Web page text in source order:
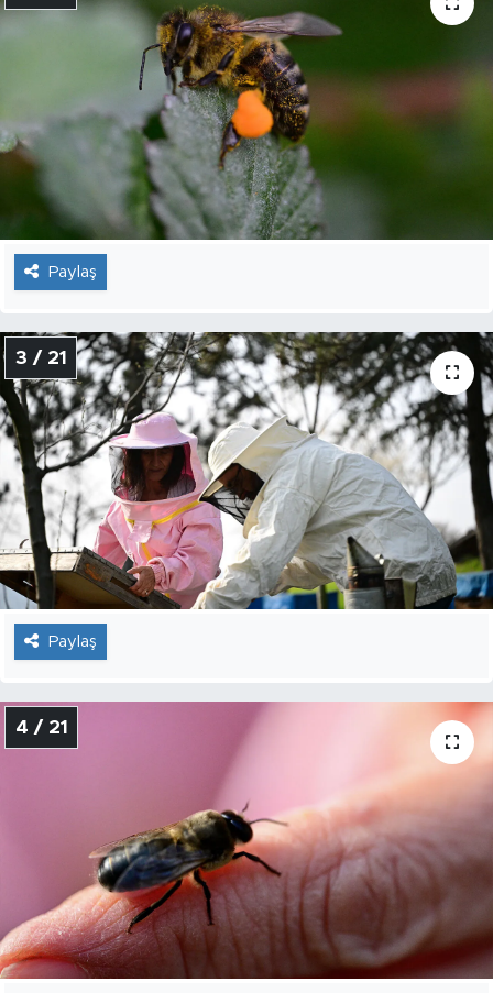
Paylaş
3 / 21
Paylaş
4 / 21